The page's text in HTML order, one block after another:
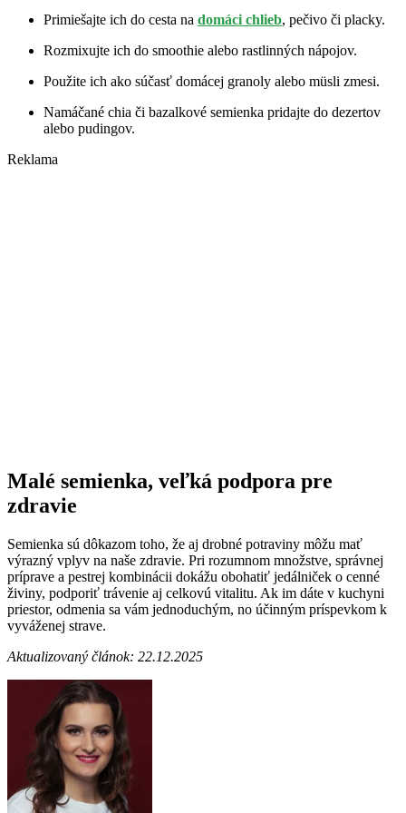
Primiešajte ich do cesta na domáci chlieb, pečivo či placky.
Rozmixujte ich do smoothie alebo rastlinných nápojov.
Použite ich ako súčasť domácej granoly alebo müsli zmesi.
Namáčané chia či bazalkové semienka pridajte do dezertov
alebo pudingov.
Reklama
Malé semienka, veľká podpora pre
zdravie
Semienka sú dôkazom toho, že aj drobné potraviny môžu mať
výrazný vplyv na naše zdravie. Pri rozumnom množstve, správnej
príprave a pestrej kombinácii dokážu obohatiť jedálniček o cenné
živiny, podporiť trávenie aj celkovú vitalitu. Ak im dáte v kuchyni
priestor, odmenia sa vám jednoduchým, no účinným príspevkom k
vyváženej strave.
Aktualizovaný článok: 22.12.2025